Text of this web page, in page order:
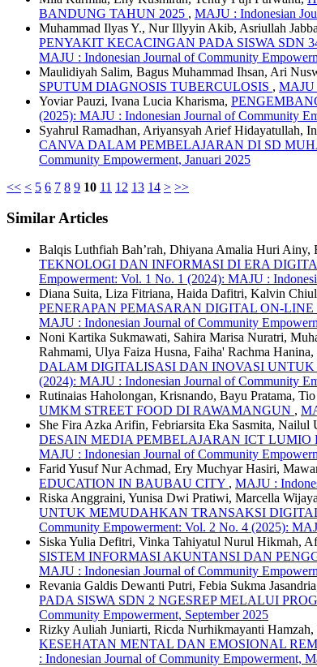
BANDUNG TAHUN 2025 , MAJU : Indonesian
Muhammad Ilyas Y., Nur Illyyin Akib, Asriullah
PENYAKIT KECACINGAN PADA SISWA SDN
MAJU : Indonesian Journal of Community
Maulidiyah Salim, Bagus Muhammad Ihsan, Ari
SPUTUM DIAGNOSIS TUBERCULOSIS , MAJU
Yoviar Pauzi, Ivana Lucia Kharisma,
(2025): MAJU : Indonesian Journal of Community
Syahrul Ramadhan, Ariyansyah Arief Hidayatullah,
CANVA DALAM PEMBELAJARAN DI SD
Community Empowerment, Januari 2025
<< < 5 6 7 8 9 10 11 12 13 14 > >>
Similar Articles
Balqis Luthfiah Bah’rah, Dhiyana Amalia Huri
TEKNOLOGI DAN INFORMASI DI ERA
Empowerment: Vol. 1 No. 1 (2024): MAJU :
Diana Suita, Liza Fitriana, Haida Dafitri, Kalvin
PENERAPAN PEMASARAN DIGITAL ON-
MAJU : Indonesian Journal of Community
Noni Kartika Sukmawati, Sahira Marisa Nuratri,
Rahmami, Ulya Faiza Husna, Faiha' Rachma
DALAM DIGITALISASI DAN INOVASI UNTUK
(2024): MAJU : Indonesian Journal of Community
Rutinaias Haholongan, Krisnando, Bayu Pratama,
UMKM STREET FOOD DI RAWAMANGUN ,
She Fira Azka Arifin, Febriarsita Eka Sasmita,
DESAIN MEDIA PEMBELAJARAN ICT LUMIO
MAJU : Indonesian Journal of Community
Farid Yusuf Nur Achmad, Ery Muchyar Hasiri,
EDUCATION IN BAUBAU CITY , MAJU :
Riska Anggraini, Yunisa Dwi Pratiwi, Marcella
UNTUK MEMUDAHKAN TRANSAKSI
Community Empowerment: Vol. 2 No. 4 (2025):
Siska Yulia Defitri, Vinka Tahiyatul Nurul Hikmah,
SISTEM INFORMASI AKUNTANSI DAN
MAJU : Indonesian Journal of Community
Revania Galdis Dewanti Putri, Febia Sukma
PADA SISWA SDN 2 NGESREP MELALUI
Community Empowerment, September 2025
Rizky Auliah Juniarti, Ricda Nurhikmayanti
KESEHATAN MENTAL DAN EMOSIONAL
: Indonesian Journal of Community Empowerment,